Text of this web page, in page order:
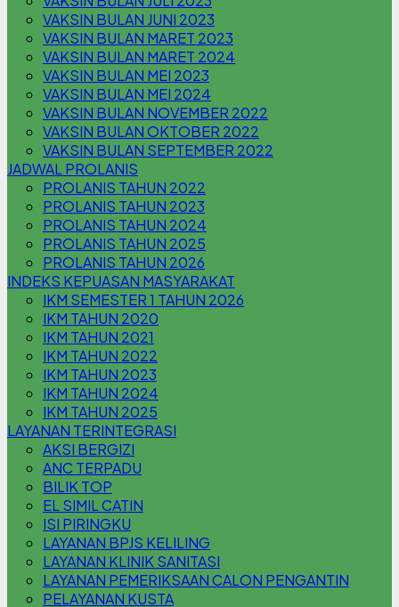
VAKSIN BULAN JUNI 2023
VAKSIN BULAN MARET 2023
VAKSIN BULAN MARET 2024
VAKSIN BULAN MEI 2023
VAKSIN BULAN MEI 2024
VAKSIN BULAN NOVEMBER 2022
VAKSIN BULAN OKTOBER 2022
VAKSIN BULAN SEPTEMBER 2022
JADWAL PROLANIS
PROLANIS TAHUN 2022
PROLANIS TAHUN 2023
PROLANIS TAHUN 2024
PROLANIS TAHUN 2025
PROLANIS TAHUN 2026
INDEKS KEPUASAN MASYARAKAT
IKM SEMESTER 1 TAHUN 2026
IKM TAHUN 2020
IKM TAHUN 2021
IKM TAHUN 2022
IKM TAHUN 2023
IKM TAHUN 2024
IKM TAHUN 2025
LAYANAN TERINTEGRASI
AKSI BERGIZI
ANC TERPADU
BILIK TOP
EL SIMIL CATIN
ISI PIRINGKU
LAYANAN BPJS KELILING
LAYANAN KLINIK SANITASI
LAYANAN PEMERIKSAAN CALON PENGANTIN
PELAYANAN KUSTA